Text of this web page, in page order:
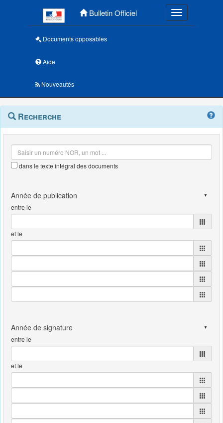
Bulletin Officiel Toggle
Documents opposables
Aide
Nouveautés
Navigation
outils
Menu
contextuel
Recherche
dans le texte intégral des documents
entre le
et le
entre le
et le